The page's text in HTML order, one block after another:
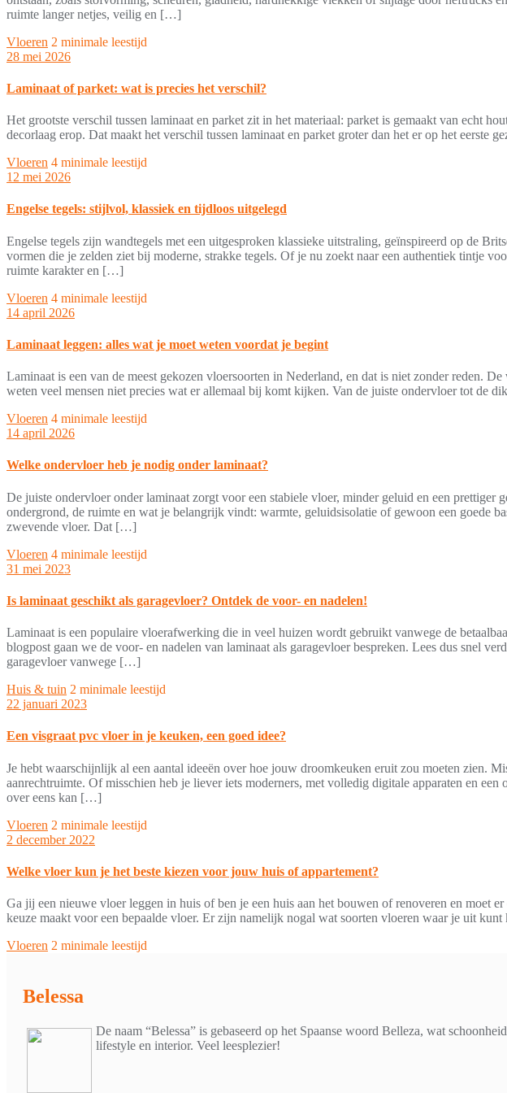
ruimte langer netjes, veilig en […]
Vloeren 2 minimale leestijd
28 mei 2026
Laminaat of parket: wat is precies het verschil?
Het grootste verschil tussen laminaat en parket zit in het materiaal: parket is gemaakt van echt
decorlaag erop. Dat maakt het verschil tussen laminaat en parket groter dan het er op het
Vloeren 4 minimale leestijd
12 mei 2026
Engelse tegels: stijlvol, klassiek en tijdloos uitgelegd
Engelse tegels zijn wandtegels met een uitgesproken klassieke uitstraling, geïnspireerd op de
vormen die je zelden ziet bij moderne, strakke tegels. Of je nu zoekt naar een authentiek tintje
ruimte karakter en […]
Vloeren 4 minimale leestijd
14 april 2026
Laminaat leggen: alles wat je moet weten voordat je begint
Laminaat is een van de meest gekozen vloersoorten in Nederland, en dat is niet zonder reden.
weten veel mensen niet precies wat er allemaal bij komt kijken. Van de juiste ondervloer tot de
Vloeren 4 minimale leestijd
14 april 2026
Welke ondervloer heb je nodig onder laminaat?
De juiste ondervloer onder laminaat zorgt voor een stabiele vloer, minder geluid en een prettiger
ondergrond, de ruimte en wat je belangrijk vindt: warmte, geluidsisolatie of gewoon een goede
zwevende vloer. Dat […]
Vloeren 4 minimale leestijd
31 mei 2023
Is laminaat geschikt als garagevloer? Ontdek de voor- en nadelen!
Laminaat is een populaire vloerafwerking die in veel huizen wordt gebruikt vanwege de
blogpost gaan we de voor- en nadelen van laminaat als garagevloer bespreken. Lees dus snel
garagevloer vanwege […]
Huis & tuin 2 minimale leestijd
22 januari 2023
Een visgraat pvc vloer in je keuken, een goed idee?
Je hebt waarschijnlijk al een aantal ideeën over hoe jouw droomkeuken eruit zou moeten zien.
aanrechtruimte. Of misschien heb je liever iets moderners, met volledig digitale apparaten en
over eens kan […]
Vloeren 2 minimale leestijd
2 december 2022
Welke vloer kun je het beste kiezen voor jouw huis of appartement?
Ga jij een nieuwe vloer leggen in huis of ben je een huis aan het bouwen of renoveren en moet
keuze maakt voor een bepaalde vloer. Er zijn namelijk nogal wat soorten vloeren waar je uit
Vloeren 2 minimale leestijd
Belessa
De naam “Belessa” is gebaseerd op het Spaanse woord Belleza, wat
lifestyle en interior. Veel leesplezier!